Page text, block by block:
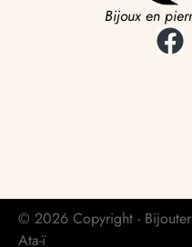
Bijoux en
© 2026 Copyright -
Ata-ï